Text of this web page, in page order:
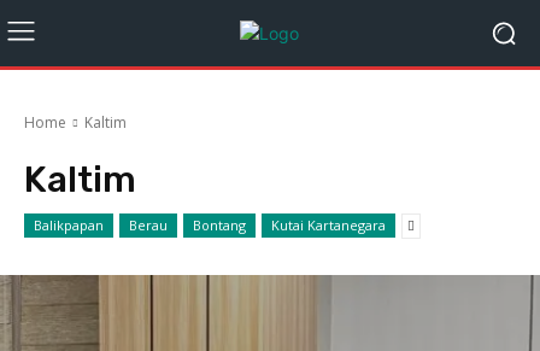
Home Kaltim
Kaltim
Balikpapan Berau Bontang Kutai Kartanegara